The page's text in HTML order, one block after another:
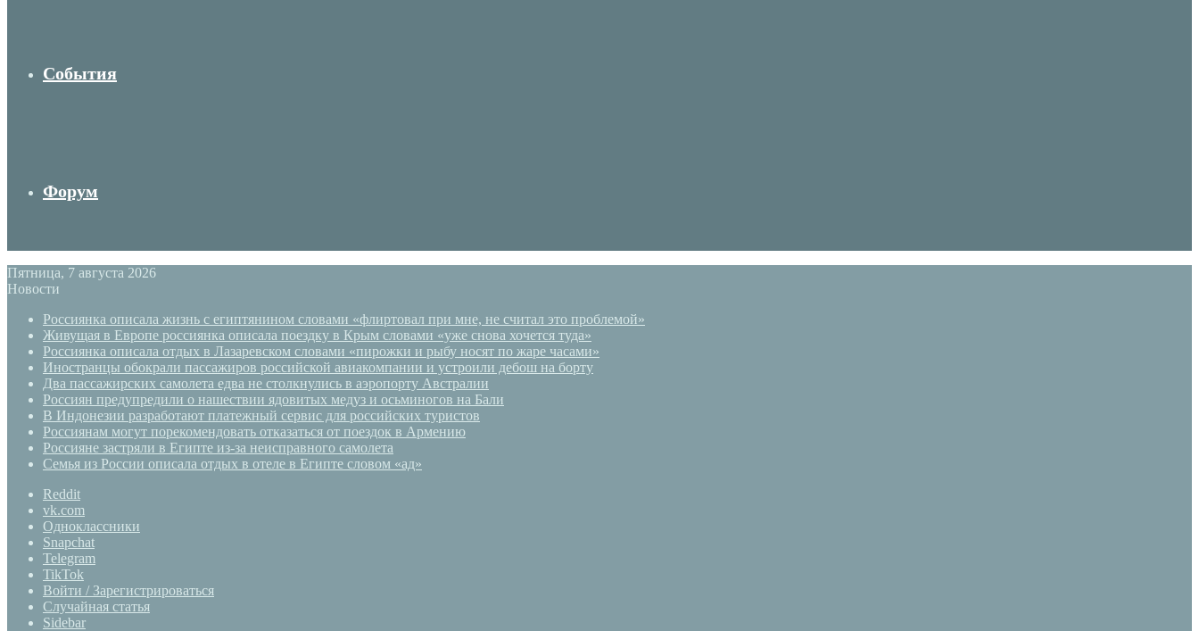
События
Форум
Пятница, 7 августа 2026
Новости
Россиянка описала жизнь с египтянином словами «флиртовал при мне, не считал это проблемой»
Живущая в Европе россиянка описала поездку в Крым словами «уже снова хочется туда»
Россиянка описала отдых в Лазаревском словами «пирожки и рыбу носят по жаре часами»
Иностранцы обокрали пассажиров российской авиакомпании и устроили дебош на борту
Два пассажирских самолета едва не столкнулись в аэропорту Австралии
Россиян предупредили о нашествии ядовитых медуз и осьминогов на Бали
В Индонезии разработают платежный сервис для российских туристов
Россиянам могут порекомендовать отказаться от поездок в Армению
Россияне застряли в Египте из-за неисправного самолета
Семья из России описала отдых в отеле в Египте словом «ад»
Reddit
vk.com
Одноклассники
Snapchat
Telegram
TikTok
Войти / Зарегистрироваться
Случайная статья
Sidebar